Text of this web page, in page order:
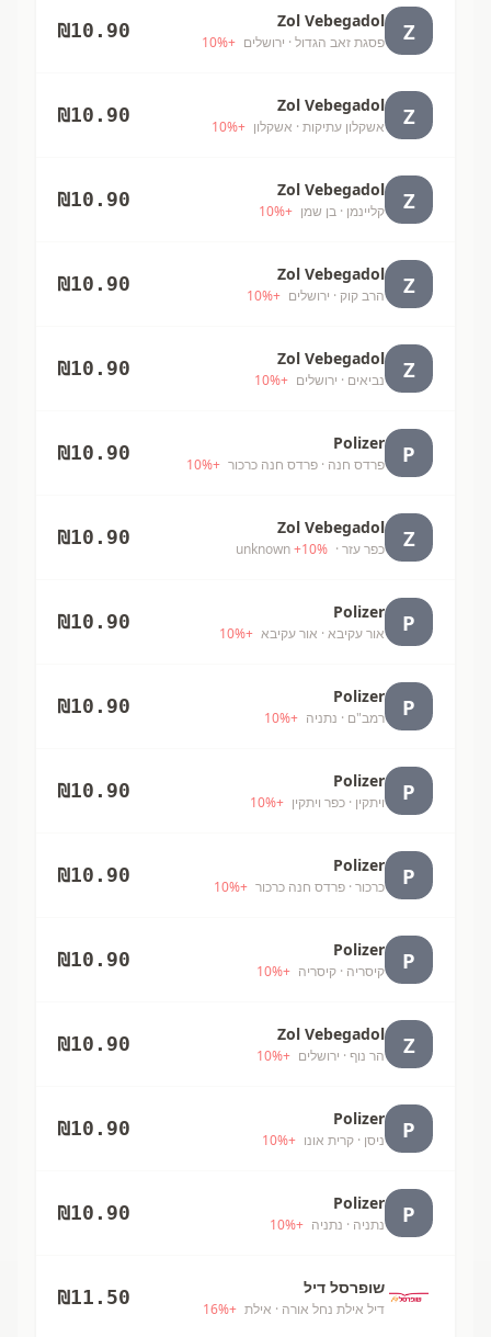
Z
Zol Vebegadol
פסגת זאב הגדול · ירושלים +
10%
₪10.90
Z
Zol Vebegadol
אשקלון עתיקות · אשקלון +
10%
₪10.90
Z
Zol Vebegadol
קליינמן · בן שמן +
10%
₪10.90
Z
Zol Vebegadol
הרב קוק · ירושלים +
10%
₪10.90
Z
Zol Vebegadol
נביאים · ירושלים +
10%
₪10.90
P
Polizer
פרדס חנה · פרדס חנה כרכור +
10%
₪10.90
Z
Zol Vebegadol
כפר עזר · unknown
+10%
₪10.90
P
Polizer
אור עקיבא · אור עקיבא +
10%
₪10.90
P
Polizer
רמב"ם · נתניה +
10%
₪10.90
P
Polizer
ויתקין · כפר ויתקין +
10%
₪10.90
P
Polizer
כרכור · פרדס חנה כרכור +
10%
₪10.90
P
Polizer
קיסריה · קיסריה +
10%
₪10.90
Z
Zol Vebegadol
הר נוף · ירושלים +
10%
₪10.90
P
Polizer
ניסן · קרית אונו +
10%
₪10.90
P
Polizer
נתניה · נתניה +
10%
₪10.90
שופרסל דיל
דיל אילת נחל אורה · אילת +
16%
₪11.50